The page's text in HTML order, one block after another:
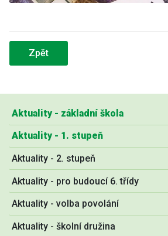
Aktuality - základní škola
Aktuality - 1. stupeň
Aktuality - 2. stupeň
Aktuality - pro budoucí 6. třídy
Aktuality - volba povolání
Aktuality - školní družina
Zpět